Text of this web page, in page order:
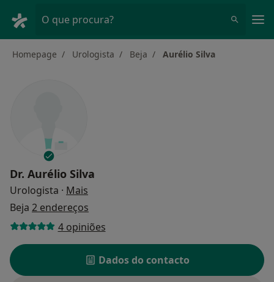
O que procura?
Homepage Urologista Beja Aurélio Silva
Dr. Aurélio Silva
Urologista · Mais
Beja 2 endereços
4 opiniões
Dados do contacto